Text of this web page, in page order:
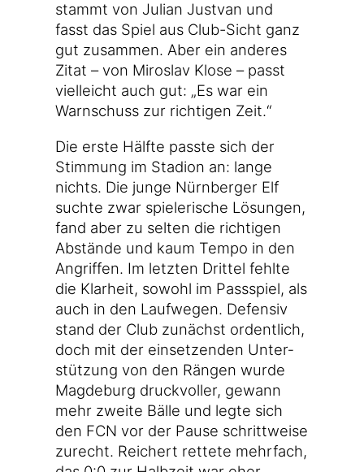
stammt von Juli­an Jus­t­van und
fasst das Spiel aus Club-Sicht ganz
gut zusam­men. Aber ein ande­res
Zitat – von Miros­lav Klo­se – passt
viel­leicht auch gut: „Es war ein
Warn­schuss zur rich­ti­gen Zeit.“
Die ers­te Hälf­te pass­te sich der
Stim­mung im Sta­di­on an: lan­ge
nichts. Die jun­ge Nürn­ber­ger Elf
such­te zwar spie­le­ri­sche Lösun­gen,
fand aber zu sel­ten die rich­ti­gen
Abstän­de und kaum Tem­po in den
Angrif­fen. Im letz­ten Drit­tel fehl­te
die Klar­heit, sowohl im Pass­spiel, als
auch in den Lauf­we­gen. Defen­siv
stand der Club zunächst ordent­lich,
doch mit der ein­set­zen­den Unter­
stüt­zung von den Rän­gen wur­de
Mag­de­burg druck­vol­ler, gewann
mehr zwei­te Bäl­le und leg­te sich
den FCN vor der Pau­se schritt­wei­se
zurecht. Rei­chert ret­te­te mehr­fach,